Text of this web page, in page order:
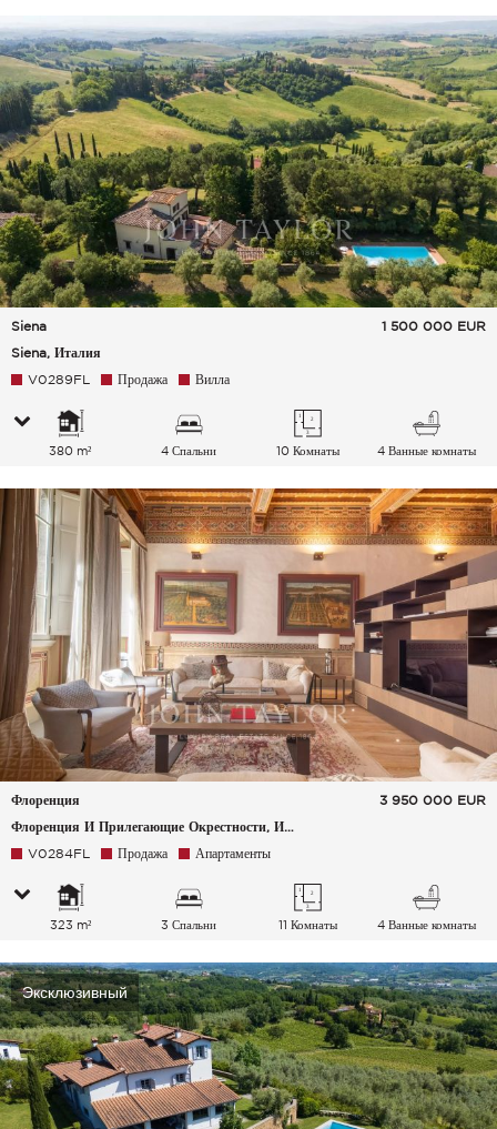
Siena
Siena, Италия
1 500 000 EUR
V0289FL Продажа Вилла
380 m² 4 Спальни 10 Комнаты 4 Ванные комнаты
Флоренция
Флоренция И Прилегающие Окрестности, Италия
3 950 000 EUR
V0284FL Продажа Апартаменты
323 m² 3 Спальни 11 Комнаты 4 Ванные комнаты
Эксклюзивный